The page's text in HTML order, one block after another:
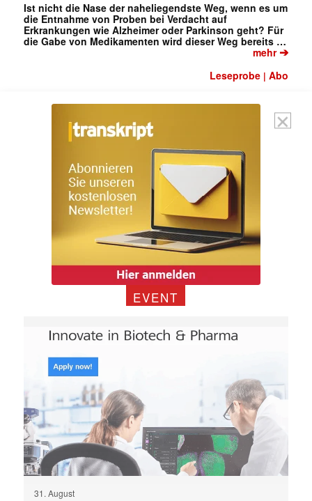
Ist nicht die Nase der naheliegendste Weg, wenn es um
die Entnahme von Proben bei Verdacht auf
Erkrankungen wie Alzheimer oder Parkinson geht? Für
die Gabe von Medikamenten wird dieser Weg bereits …
mehr➔
Leseprobe |Abo
EVENT
31. August